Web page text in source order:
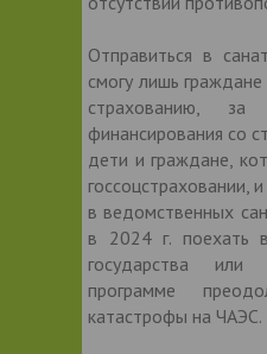
Отправиться в
смогу лишь
страхованию,
финансирования со
дети и граждане,
госсоцстраховании,
в ведомственных
в 2024 г. поехать
государства
программе
катастрофы на ЧАЭС.